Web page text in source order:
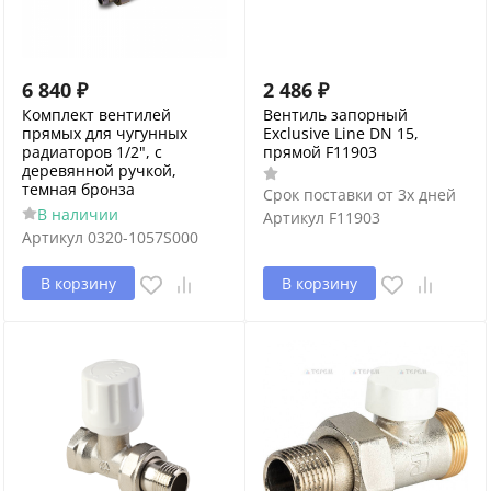
6 840 ₽
Комплект вентилей
прямых для чугунных
радиаторов 1/2", с
деревянной ручкой,
темная бронза
В наличии
Артикул 0320-1057S000
В корзину
2 486 ₽
Вентиль запорный
Exclusive Line DN 15,
прямой F11903
Срок поставки от 3х дней
Артикул F11903
В корзину